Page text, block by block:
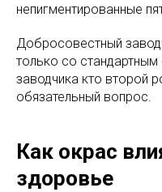
непигментированные
Добросовестный
только со
заводчика кто второй
обязательный вопрос.
Как окрас
здоровье